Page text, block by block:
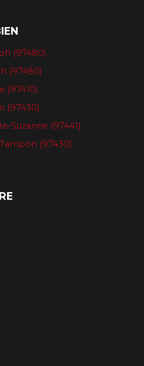
(97480)
(97480)
(97410)
(97430)
Suzanne (97441)
(97430)